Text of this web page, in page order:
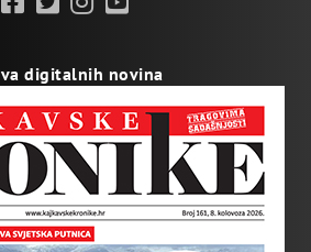
digitalnih novina